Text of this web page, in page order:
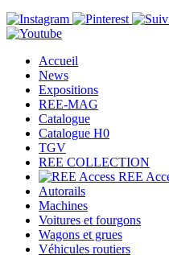
Accueil
News
Expositions
REE-MAG
Catalogue
Catalogue H0
TGV
REE COLLECTION
REE
Autorails
Machines
Voitures et fourgons
Wagons et grues
Véhicules routiers